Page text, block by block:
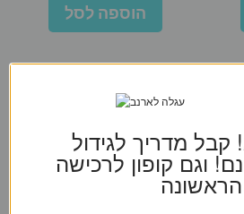
הוספה לסל
מדריך לגידול
וגם קופון לרכישה
הראשונה